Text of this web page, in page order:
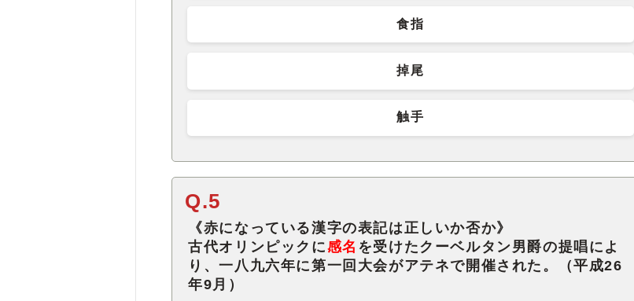
食指
掉尾
触手
Q.5
《赤になっている漢字の表記は正しいか否か》
古代オリンピックに感名 を受けたクーベルタン男爵の提唱によ
り、一八九六年に第一回大会がアテネで開催された。（平成26
年9月）